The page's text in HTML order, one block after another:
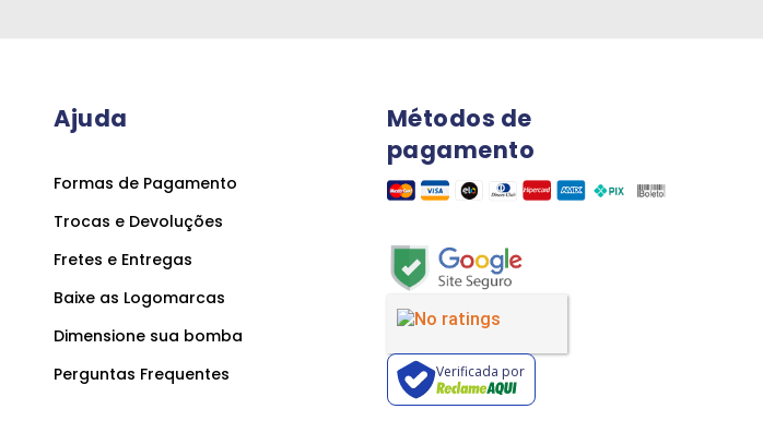
Ajuda
Formas de Pagamento
Trocas e Devoluções
Fretes e Entregas
Baixe as Logomarcas
Dimensione sua bomba
Perguntas Frequentes
Métodos de
pagamento
Verificada por